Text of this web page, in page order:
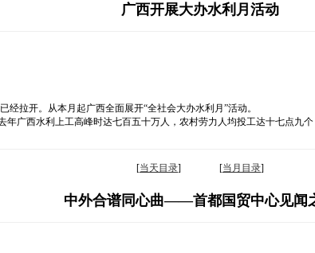
广西开展大办水利月活动
拉开。从本月起广西全面展开“全社会大办水利月”活动。
广西水利上工高峰时达七百五十万人，农村劳力人均投工达十七点
[当天目录] [当月目录]
中外合谱同心曲——首都国贸中心见闻